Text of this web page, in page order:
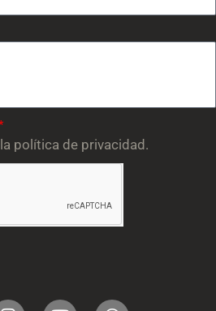
la política de privacidad.